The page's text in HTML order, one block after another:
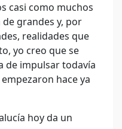
casi como muchos
grandes y, por
realidades que
yo creo que se
de impulsar todavía
hace ya
hoy da un